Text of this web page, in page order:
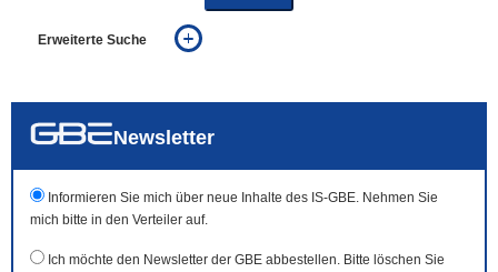
Erweiterte Suche
auch in allen Texten suchen (Volltextsuche)
Newsletter
Informieren Sie mich über neue Inhalte des IS-GBE. Nehmen Sie
mich bitte in den Verteiler auf.
Ich möchte den Newsletter der GBE abbestellen. Bitte löschen Sie